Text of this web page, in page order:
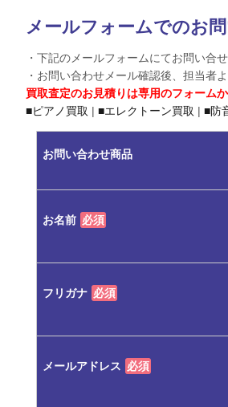
メールフォームでのお
・下記のメールフォームにてお問い合せ
・お問い合わせメール確認後、担当者
買取査定のお見積りは専用のフォーム
■ピアノ買取 | ■エレクトーン買取 | ■防
お問い合わせ商品
お名前 必須
フリガナ 必須
メールアドレス 必須